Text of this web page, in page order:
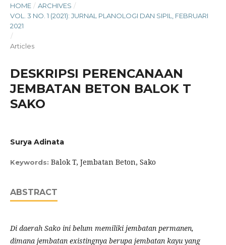
HOME / ARCHIVES /
VOL. 3 NO. 1 (2021): JURNAL PLANOLOGI DAN SIPIL, FEBRUARI
2021
/
Articles
DESKRIPSI PERENCANAAN
JEMBATAN BETON BALOK T
SAKO
Surya Adinata
Keywords: Balok T, Jembatan Beton, Sako
ABSTRACT
Di daerah Sako ini belum memiliki jembatan permanen,
dimana jembatan existingnya berupa jembatan kayu yang